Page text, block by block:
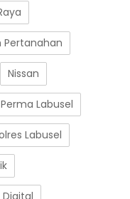
Pertanahan
Nissan
Perma Labusel
Labusel